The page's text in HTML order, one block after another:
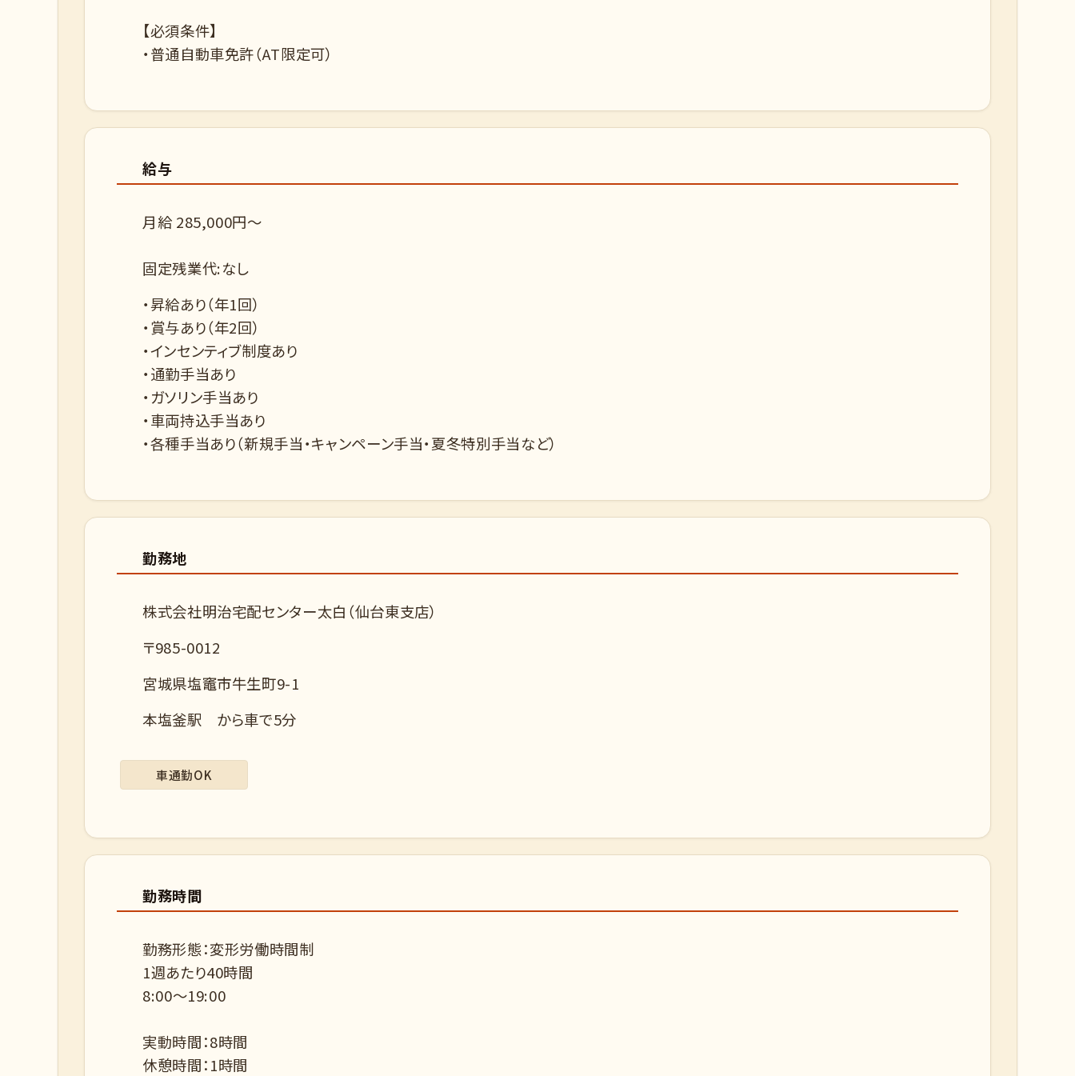
【必須条件】
・普通自動車免許（AT限定可）
給与
月給 285,000円～
固定残業代:なし
・昇給あり（年1回）
・賞与あり（年2回）
・インセンティブ制度あり
・通勤手当あり
・ガソリン手当あり
・車両持込手当あり
・各種手当あり（新規手当・キャンペーン手当・夏冬特別手当など）
勤務地
株式会社明治宅配センター太白（仙台東支店）
〒985-0012
宮城県塩竈市牛生町9-1
本塩釜駅 から車で5分
車通勤OK
勤務時間
勤務形態：変形労働時間制
1週あたり40時間
8:00〜19:00
実動時間：8時間
休憩時間：1時間